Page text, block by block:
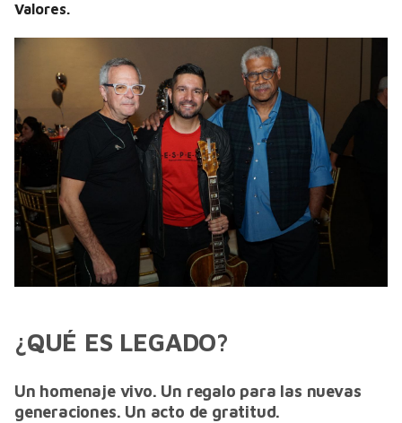
Valores.
¿QUÉ ES LEGADO?
Un homenaje vivo. Un regalo para las nuevas
generaciones. Un acto de gratitud.